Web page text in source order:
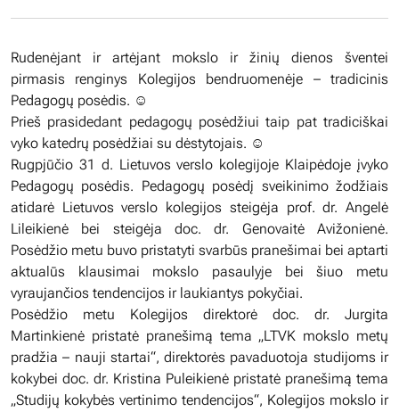
Rudenėjant ir artėjant mokslo ir žinių dienos šventei
pirmasis renginys Kolegijos bendruomenėje – tradicinis
Pedagogų posėdis. ☺️
Prieš prasidedant pedagogų posėdžiui taip pat tradiciškai
vyko katedrų posėdžiai su dėstytojais. ☺️
Rugpjūčio 31 d. Lietuvos verslo kolegijoje Klaipėdoje įvyko
Pedagogų posėdis. Pedagogų posėdį sveikinimo žodžiais
atidarė Lietuvos verslo kolegijos steigėja prof. dr. Angelė
Lileikienė bei steigėja doc. dr. Genovaitė Avižonienė.
Posėdžio metu buvo pristatyti svarbūs pranešimai bei aptarti
aktualūs klausimai mokslo pasaulyje bei šiuo metu
vyraujančios tendencijos ir laukiantys pokyčiai.
Posėdžio metu Kolegijos direktorė doc. dr. Jurgita
Martinkienė pristatė pranešimą tema „LTVK mokslo metų
pradžia – nauji startai“, direktorės pavaduotoja studijoms ir
kokybei doc. dr. Kristina Puleikienė pristatė pranešimą tema
„Studijų kokybės vertinimo tendencijos“, Kolegijos mokslo ir